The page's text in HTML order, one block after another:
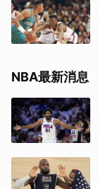
NBA最新消息